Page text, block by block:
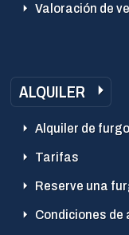
Valoración de
ALQUILER
Alquiler de
Tarifas
Reserve una
Condiciones de